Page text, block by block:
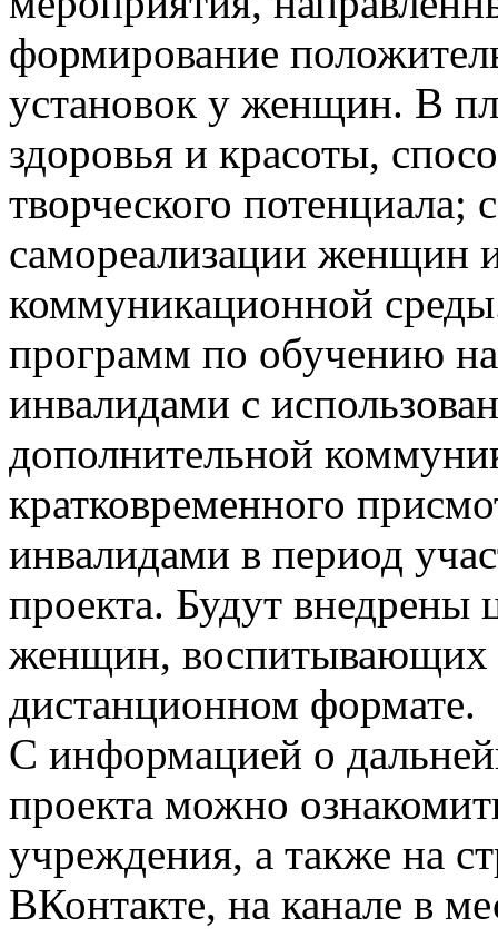
формирование
установок у женщин. В
здоровья и красоты,
творческого потенциала;
самореализации женщин
коммуникационной
программ по обучению
инвалидами с
дополнительной
кратковременного
инвалидами в период
проекта. Будут
женщин, воспитывающих
дистанционном формате.
С информацией о
проекта можно
учреждения, а также на
ВКонтакте, на канале в